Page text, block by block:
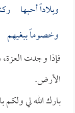
وبلاداً أحبها
وخصوماً
فإذا وجدت
الأرض.
بارك الله لي ولكم